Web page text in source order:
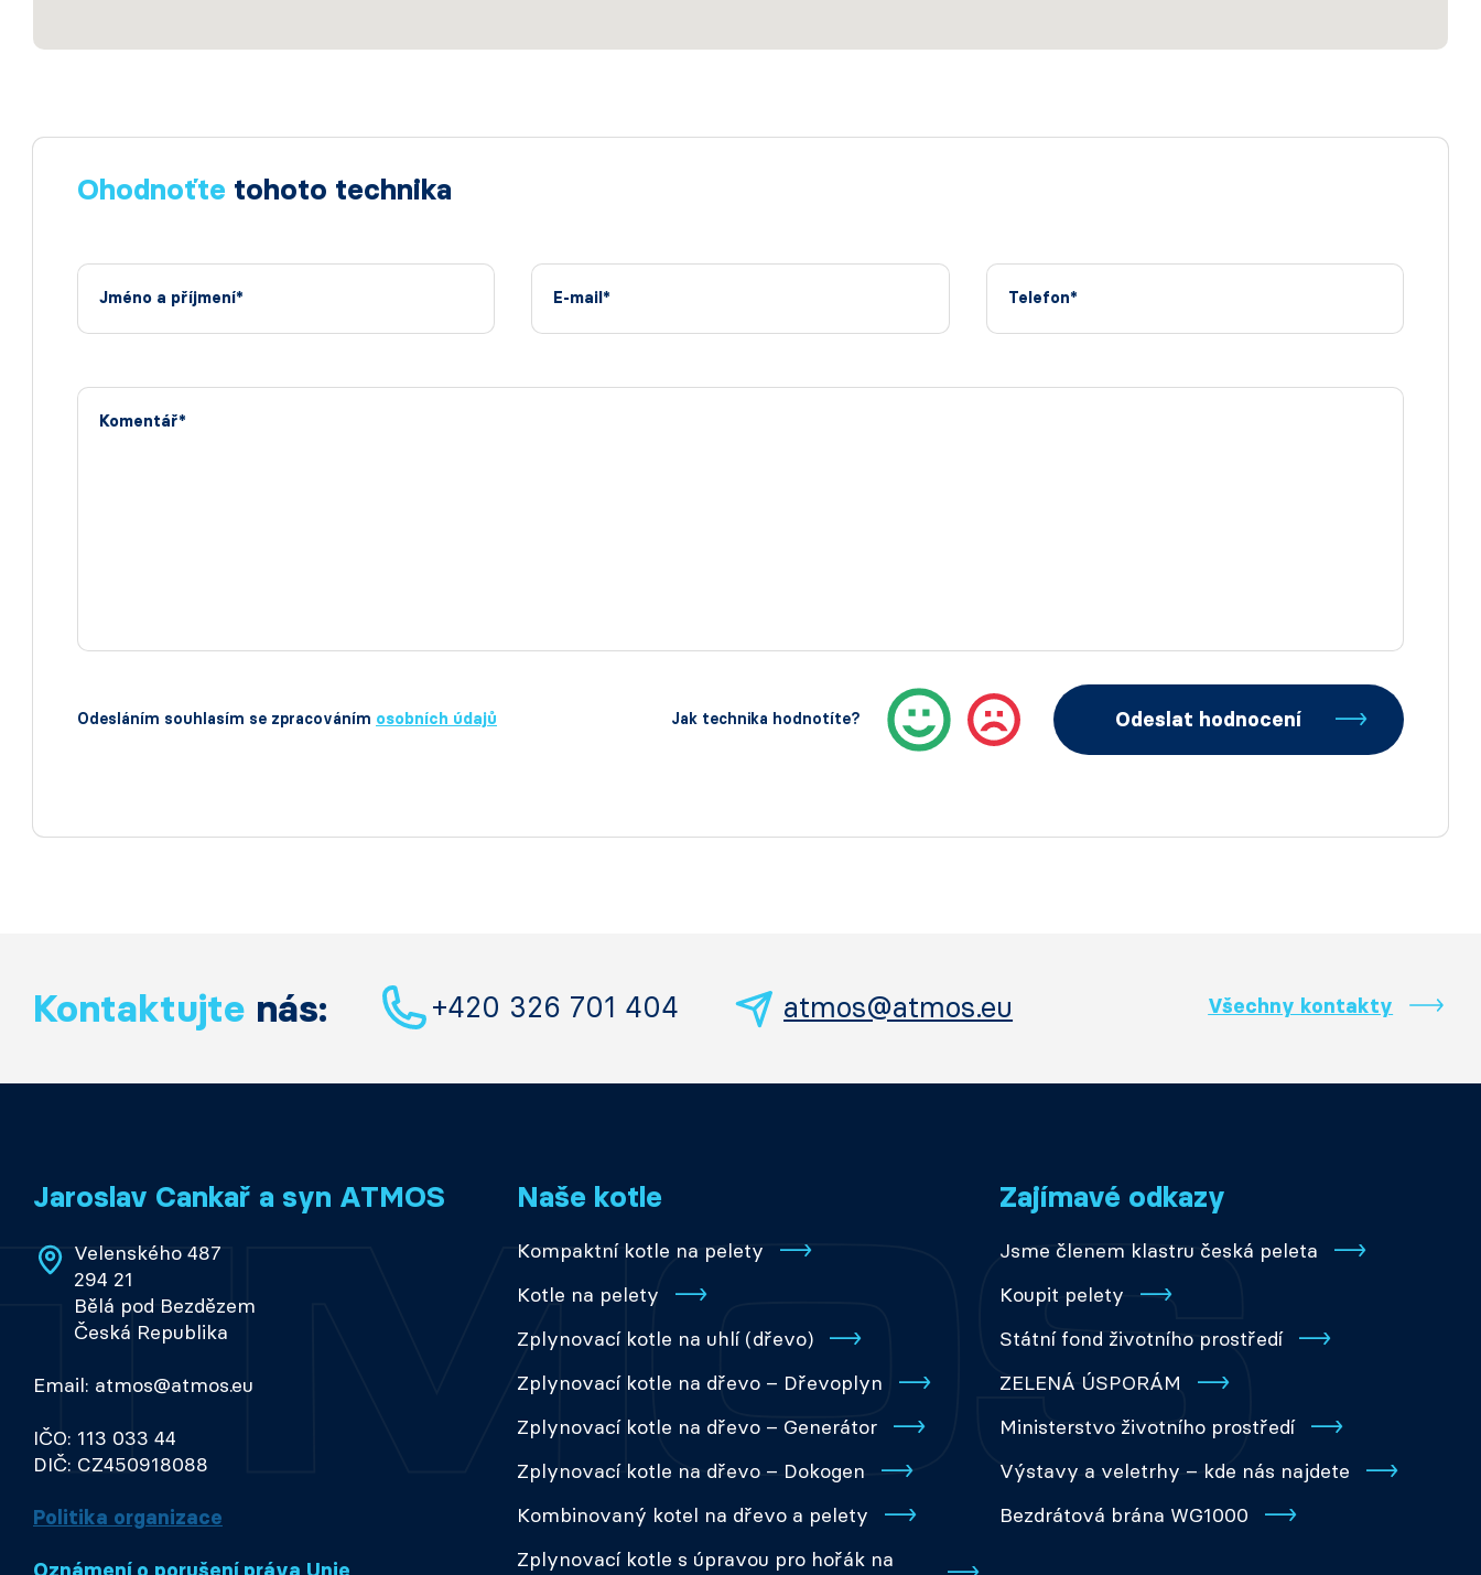
Ohodnoťte tohoto technika
Jméno a příjmení* E-mail* Telefon*
Komentář*
Odesláním souhlasím se zpracováním osobních údajů Jak technika hodnotíte? Odeslat hodnocení
Kontaktujte nás: +420 326 701 404 atmos@atmos.eu Všechny kontakty
Jaroslav Cankař a syn ATMOS
Velenského 487
294 21
Bělá pod Bezdězem
Česká Republika
Email: atmos@atmos.eu
IČO: 113 033 44
DIČ: CZ450918088
Politika organizace
Naše kotle
Kompaktní kotle na pelety
Kotle na pelety
Zplynovací kotle na uhlí (dřevo)
Zplynovací kotle na dřevo – Dřevoplyn
Zplynovací kotle na dřevo – Generátor
Zplynovací kotle na dřevo – Dokogen
Kombinovaný kotel na dřevo a pelety
Zplynovací kotle s úpravou pro hořák na
Zajímavé odkazy
Jsme členem klastru česká peleta
Koupit pelety
Státní fond životního prostředí
ZELENÁ ÚSPORÁM
Ministerstvo životního prostředí
Výstavy a veletrhy – kde nás najdete
Bezdrátová brána WG1000